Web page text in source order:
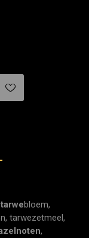
tarwebloem,
tarwezetmeel,
,